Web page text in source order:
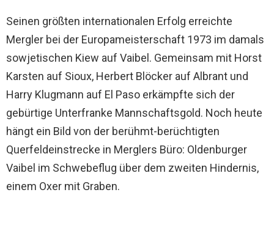
Seinen größten internationalen Erfolg erreichte
Mergler bei der Europameisterschaft 1973 im damals
sowjetischen Kiew auf Vaibel. Gemeinsam mit Horst
Karsten auf Sioux, Herbert Blöcker auf Albrant und
Harry Klugmann auf El Paso erkämpfte sich der
gebürtige Unterfranke Mannschaftsgold. Noch heute
hängt ein Bild von der berühmt-berüchtigten
Querfeldeinstrecke in Merglers Büro: Oldenburger
Vaibel im Schwebeflug über dem zweiten Hindernis,
einem Oxer mit Graben.